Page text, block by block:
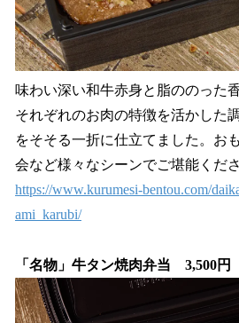
味わい深い和牛赤身と脂ののった
それぞれのお肉の特徴を活かした
をそそる一折に仕立てました。お
会など様々なシーンでご堪能くださ
https://www.kurumesi-bentou.com/
ami_karubi/
「名物」牛タン焼肉弁当 3,500円